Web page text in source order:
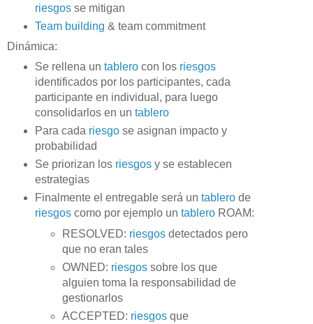
riesgosse mitigan
Team building & team commitment
Dinámica:
Se rellena un tablerocon los riesgos
identificados por los participantes, cada
participante en individual, para luego
consolidarlos en un tablero
Para cada riesgose asignan impacto y
probabilidad
Se priorizan los riesgosy se establecen
estrategias
Finalmente el entregable será un tablerode
riesgoscomo por ejemplo un tableroROAM:
RESOLVED: riesgos detectados pero
que no eran tales
OWNED: riesgos sobre los que
alguien toma la responsabilidad de
gestionarlos
ACCEPTED: riesgos que